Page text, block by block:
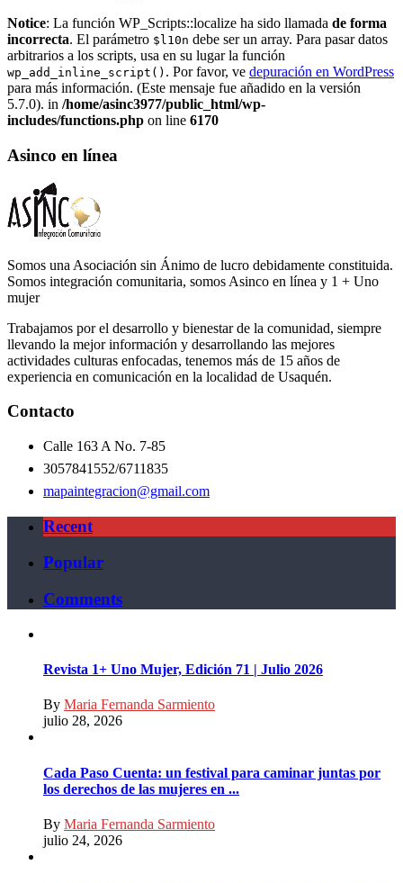
Notice: La función WP_Scripts::localize ha sido llamada de forma
incorrecta. El parámetro $l10n debe ser un array. Para pasar datos
arbitrarios a los scripts, usa en su lugar la función
wp_add_inline_script() . Por favor, ve depuración en WordPress
para más información. (Este mensaje fue añadido en la versión
5.7.0). in /home/asinc3977/public_html/wp-
includes/functions.php on line 6170
Asinco en línea
Somos una Asociación sin Ánimo de lucro debidamente constituida.
Somos integración comunitaria, somos Asinco en línea y 1 + Uno
mujer
Trabajamos por el desarrollo y bienestar de la comunidad, siempre
llevando la mejor información y desarrollando las mejores
actividades culturas enfocadas, tenemos más de 15 años de
experiencia en comunicación en la localidad de Usaquén.
Contacto
Calle 163 A No. 7-85
3057841552/6711835
mapaintegracion@gmail.com
Recent
Popular
Comments
Revista 1+ Uno Mujer, Edición 71 | Julio 2026
By Maria Fernanda Sarmiento
julio 28, 2026
Cada Paso Cuenta: un festival para caminar juntas por
los derechos de las mujeres en ...
By Maria Fernanda Sarmiento
julio 24, 2026